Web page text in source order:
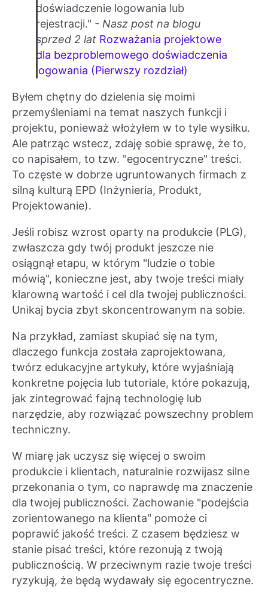
doświadczenie logowania lub
rejestracji." - Nasz post na blogu
sprzed 2 lat Rozważania projektowe
dla bezproblemowego doświadczenia
logowania (Pierwszy rozdział)
Byłem chętny do dzielenia się moimi
przemyśleniami na temat naszych funkcji i
projektu, ponieważ włożyłem w to tyle wysiłku.
Ale patrząc wstecz, zdaję sobie sprawę, że to,
co napisałem, to tzw. "egocentryczne" treści.
To częste w dobrze ugruntowanych firmach z
silną kulturą EPD (Inżynieria, Produkt,
Projektowanie).
Jeśli robisz wzrost oparty na produkcie (PLG),
zwłaszcza gdy twój produkt jeszcze nie
osiągnął etapu, w którym "ludzie o tobie
mówią", konieczne jest, aby twoje treści miały
klarowną wartość i cel dla twojej publiczności.
Unikaj bycia zbyt skoncentrowanym na sobie.
Na przykład, zamiast skupiać się na tym,
dlaczego funkcja została zaprojektowana,
twórz edukacyjne artykuły, które wyjaśniają
konkretne pojęcia lub tutoriale, które pokazują,
jak zintegrować fajną technologię lub
narzędzie, aby rozwiązać powszechny problem
techniczny.
W miarę jak uczysz się więcej o swoim
produkcie i klientach, naturalnie rozwijasz silne
przekonania o tym, co naprawdę ma znaczenie
dla twojej publiczności. Zachowanie "podejścia
zorientowanego na klienta" pomoże ci
poprawić jakość treści. Z czasem będziesz w
stanie pisać treści, które rezonują z twoją
publicznością. W przeciwnym razie twoje treści
ryzykują, że będą wydawały się egocentryczne.